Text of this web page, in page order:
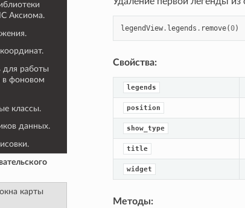
Аксиома.
работы
в фоновом
классы.
данных.
карты
legendView. legends . remove(0)
Свойства:
legends
position
show_type
title
widget
Методы: